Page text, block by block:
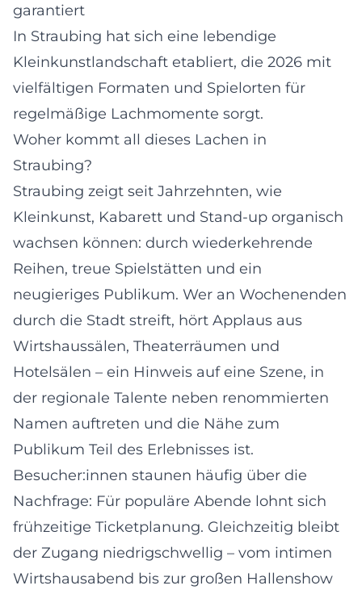
garantiert
In Straubing hat sich eine lebendige
Kleinkunstlandschaft etabliert, die 2026 mit
vielfältigen Formaten und Spielorten für
regelmäßige Lachmomente sorgt.
Woher kommt all dieses Lachen in
Straubing?
Straubing zeigt seit Jahrzehnten, wie
Kleinkunst, Kabarett und Stand-up organisch
wachsen können: durch wiederkehrende
Reihen, treue Spielstätten und ein
neugieriges Publikum. Wer an Wochenenden
durch die Stadt streift, hört Applaus aus
Wirtshaussälen, Theaterräumen und
Hotelsälen – ein Hinweis auf eine Szene, in
der regionale Talente neben renommierten
Namen auftreten und die Nähe zum
Publikum Teil des Erlebnisses ist.
Besucher:innen staunen häufig über die
Nachfrage: Für populäre Abende lohnt sich
frühzeitige Ticketplanung. Gleichzeitig bleibt
der Zugang niedrigschwellig – vom intimen
Wirtshausabend bis zur großen Hallenshow